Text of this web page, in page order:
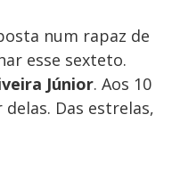
num rapaz de
esse sexteto.
Júnior. Aos 10
Das estrelas,